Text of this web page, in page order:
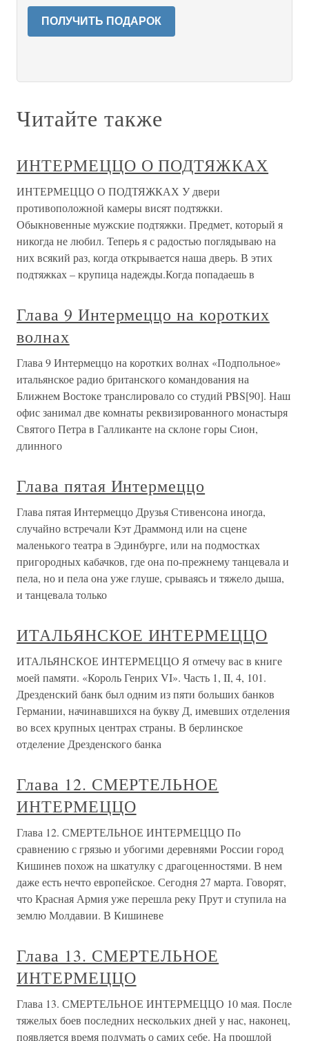
ПОЛУЧИТЬ ПОДАРОК
Читайте также
ИНТЕРМЕЦЦО О ПОДТЯЖКАХ
ИНТЕРМЕЦЦО О ПОДТЯЖКАХ У двери
противоположной камеры висят подтяжки.
Обыкновенные мужские подтяжки. Предмет, который я
никогда не любил. Теперь я с радостью поглядываю на
них всякий раз, когда открывается наша дверь. В этих
подтяжках – крупица надежды.Когда попадаешь в
Глава 9 Интермеццо на коротких
волнах
Глава 9 Интермеццо на коротких волнах «Подпольное»
итальянское радио британского командования на
Ближнем Востоке транслировало со студий PBS[90]. Наш
офис занимал две комнаты реквизированного монастыря
Святого Петра в Галликанте на склоне горы Сион,
длинного
Глава пятая Интермеццо
Глава пятая Интермеццо Друзья Стивенсона иногда,
случайно встречали Кэт Драммонд или на сцене
маленького театра в Эдинбурге, или на подмостках
пригородных кабачков, где она по-прежнему танцевала и
пела, но и пела она уже глуше, срываясь и тяжело дыша,
и танцевала только
ИТАЛЬЯНСКОЕ ИНТЕРМЕЦЦО
ИТАЛЬЯНСКОЕ ИНТЕРМЕЦЦО Я отмечу вас в книге
моей памяти. «Король Генрих VI». Часть 1, II, 4, 101.
Дрезденский банк был одним из пяти больших банков
Германии, начинавшихся на букву Д, имевших отделения
во всех крупных центрах страны. В берлинское
отделение Дрезденского банка
Глава 12. СМЕРТЕЛЬНОЕ
ИНТЕРМЕЦЦО
Глава 12. СМЕРТЕЛЬНОЕ ИНТЕРМЕЦЦО По
сравнению с грязью и убогими деревнями России город
Кишинев похож на шкатулку с драгоценностями. В нем
даже есть нечто европейское. Сегодня 27 марта. Говорят,
что Красная Армия уже перешла реку Прут и ступила на
землю Молдавии. В Кишиневе
Глава 13. СМЕРТЕЛЬНОЕ
ИНТЕРМЕЦЦО
Глава 13. СМЕРТЕЛЬНОЕ ИНТЕРМЕЦЦО 10 мая. После
тяжелых боев последних нескольких дней у нас, наконец,
появляется время подумать о самих себе. На прошлой